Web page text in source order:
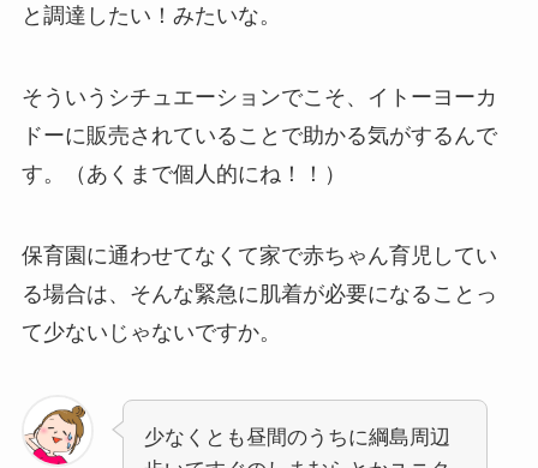
と調達したい！みたいな。
そういうシチュエーションでこそ、イトーヨーカ
ドーに販売されていることで助かる気がするんで
す。（あくまで個人的にね！！）
保育園に通わせてなくて家で赤ちゃん育児してい
る場合は、そんな緊急に肌着が必要になることっ
て少ないじゃないですか。
少なくとも昼間のうちに綱島周辺